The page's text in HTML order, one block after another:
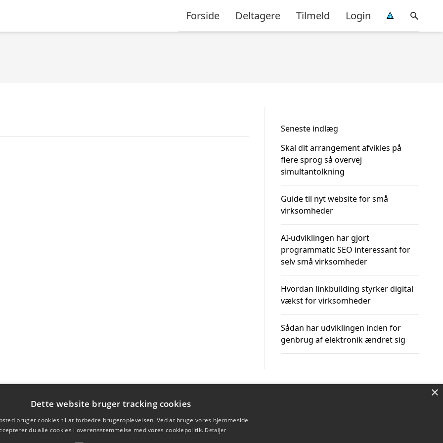
Forside Deltagere Tilmeld Login
Seneste indlæg
Skal dit arrangement afvikles på
flere sprog så overvej
simultantolkning
Guide til nyt website for små
virksomheder
AI-udviklingen har gjort
programmatic SEO interessant for
selv små virksomheder
Hvordan linkbuilding styrker digital
vækst for virksomheder
Sådan har udviklingen inden for
genbrug af elektronik ændret sig
×
Dette website bruger tracking cookies
bruger cookies til at forbedre brugeroplevelsen. Ved at bruge vores hjemmeside
du alle cookies i overensstemmelse med vores cookiepolitik. Detaljer